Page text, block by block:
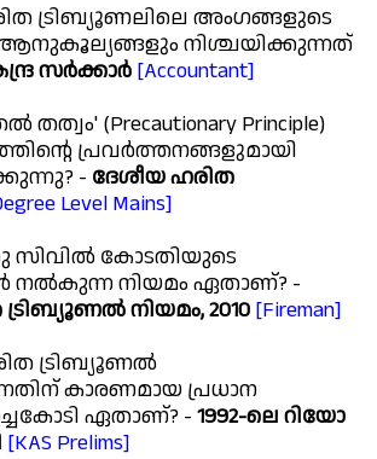
ട്രിബ്യൂണലിലെ അംഗങ്ങളുടെ
ആനുകൂല്യങ്ങളും നിശ്ചയിക്കുന്നത്
സർക്കാർ [Accountant]
(Precautionary Principle)
പ്രവർത്തനങ്ങളുമായി
- ദേശീയ ഹരിത
Level Mains]
സിവിൽ കോടതിയുടെ
നൽകുന്ന നിയമം ഏതാണ്? -
നിയമം, 2010 [Fireman]
ട്രിബ്യൂണൽ
കാരണമായ പ്രധാന
ഏതാണ്? - 1992-ലെ റിയോ
[KAS Prelims]